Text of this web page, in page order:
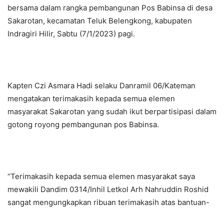
bersama dalam rangka pembangunan Pos Babinsa di desa
Sakarotan, kecamatan Teluk Belengkong, kabupaten
Indragiri Hilir, Sabtu (7/1/2023) pagi.
Kapten Czi Asmara Hadi selaku Danramil 06/Kateman
mengatakan terimakasih kepada semua elemen
masyarakat Sakarotan yang sudah ikut berpartisipasi dalam
gotong royong pembangunan pos Babinsa.
“Terimakasih kepada semua elemen masyarakat saya
mewakili Dandim 0314/Inhil Letkol Arh Nahruddin Roshid
sangat mengungkapkan ribuan terimakasih atas bantuan-